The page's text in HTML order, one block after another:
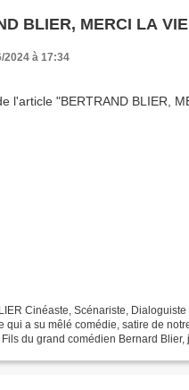
BLIER, MERCI LA VIE
2024 à 17:34
Cinéaste, Scénariste,
qui a su mêlé comédie, satire de
du grand comédien Bernard